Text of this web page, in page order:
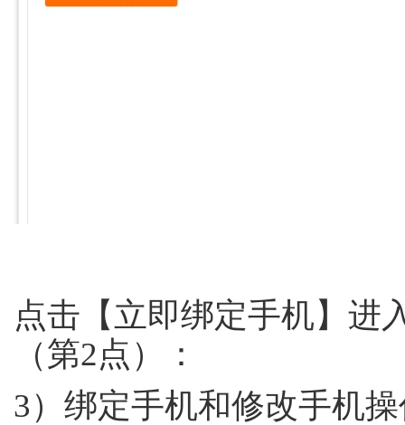
点击【立即绑定手机】进
（第2点）：
3）绑定手机和修改手机